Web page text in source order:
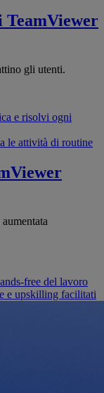
TeamViewer
gli utenti.
e risolvi ogni
le attività di routine
free del lavoro
e upskilling facilitati